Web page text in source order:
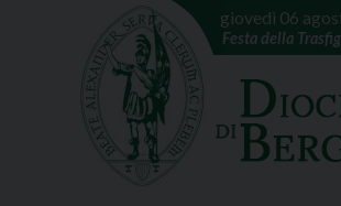
giovedì 06
Festa della